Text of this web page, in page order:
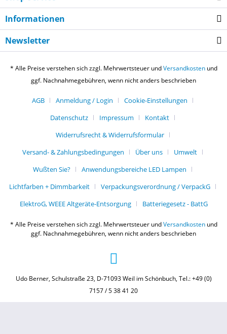
Informationen
Newsletter
* Alle Preise verstehen sich zzgl. Mehrwertsteuer undVersandkostenund
ggf. Nachnahmegebühren, wenn nicht anders beschrieben
AGB Anmeldung / Login
Cookie-Einstellungen
Datenschutz
Impressum
Kontakt
Widerrufsrecht & Widerrufsformular
Versand- & Zahlungsbedingungen
Über uns
Umwelt
Wußten Sie?
Anwendungsbereiche LED Lampen
Lichtfarben + Dimmbarkeit
Verpackungsverordnung / VerpackG
ElektroG, WEEE Altgeräte-Entsorgung
Batteriegesetz - BattG
* Alle Preise verstehen sich zzgl. Mehrwertsteuer undVersandkostenund
ggf. Nachnahmegebühren, wenn nicht anders beschrieben
Udo Berner, Schulstraße 23, D-71093 Weil im Schönbuch, Tel.: +49 (0)
7157 / 5 38 41 20